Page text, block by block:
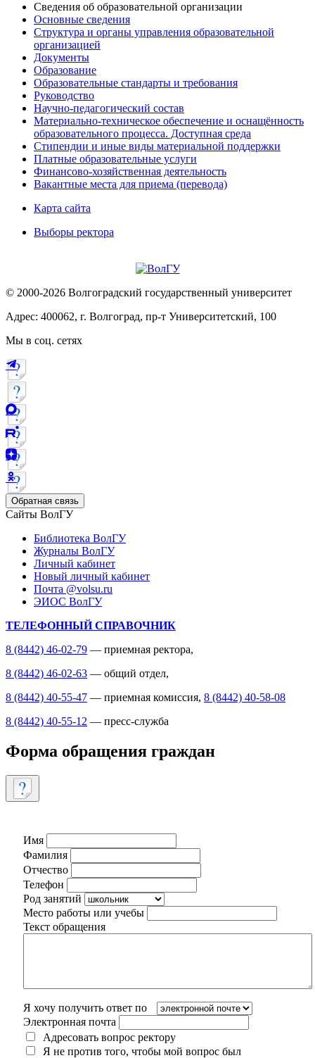
Сведения об образовательной организации
Основные сведения
Структура и органы управления образовательной
организацией
Документы
Образование
Образовательные стандарты и требования
Руководство
Научно-педагогический состав
Материально-техническое обеспечение и оснащённость
образовательного процесса. Доступная среда
Стипендии и иные виды материальной поддержки
Платные образовательные услуги
Финансово-хозяйственная деятельность
Вакантные места для приема (перевода)
Карта сайта
Выборы ректора
© 2000-2026 Волгоградский государственный университет
Адрес: 400062, г. Волгоград, пр-т Университетский, 100
Мы в соц. сетях
Обратная связь
Сайты ВолГУ
Библиотека ВолГУ
Журналы ВолГУ
Личный кабинет
Новый личный кабинет
Почта @volsu.ru
ЭИОС ВолГУ
ТЕЛЕФОННЫЙ СПРАВОЧНИК
8 (8442) 46-02-79 — приемная ректора,
8 (8442) 46-02-63 — общий отдел,
8 (8442) 40-55-47 — приемная комиссия, 8 (8442) 40-58-08
8 (8442) 40-55-12 — пресс-служба
Форма обращения граждан
Имя
Фамилия
Отчество
Телефон
Род занятий
Место работы или учебы
Текст обращения
Я хочу получить ответ по
Электронная почта
Адресовать вопрос ректору
Я не против того, чтобы мой вопрос был